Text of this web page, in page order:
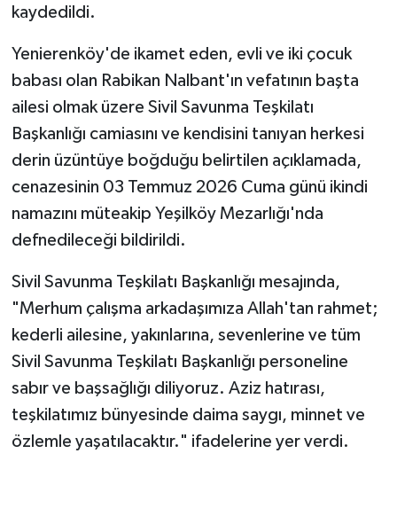
kaydedildi.
Yenierenköy'de ikamet eden, evli ve iki çocuk
babası olan Rabikan Nalbant'ın vefatının başta
ailesi olmak üzere Sivil Savunma Teşkilatı
Başkanlığı camiasını ve kendisini tanıyan herkesi
derin üzüntüye boğduğu belirtilen açıklamada,
cenazesinin 03 Temmuz 2026 Cuma günü ikindi
namazını müteakip Yeşilköy Mezarlığı'nda
defnedileceği bildirildi.
Sivil Savunma Teşkilatı Başkanlığı mesajında,
"Merhum çalışma arkadaşımıza Allah'tan rahmet;
kederli ailesine, yakınlarına, sevenlerine ve tüm
Sivil Savunma Teşkilatı Başkanlığı personeline
sabır ve başsağlığı diliyoruz. Aziz hatırası,
teşkilatımız bünyesinde daima saygı, minnet ve
özlemle yaşatılacaktır." ifadelerine yer verdi.